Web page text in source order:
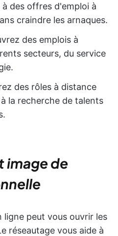
à des offres d'emploi à
craindre les arnaques.
des emplois à
secteurs, du service
des rôles à distance
la recherche de talents
image de
peut vous ouvrir les
réseautage vous aide à